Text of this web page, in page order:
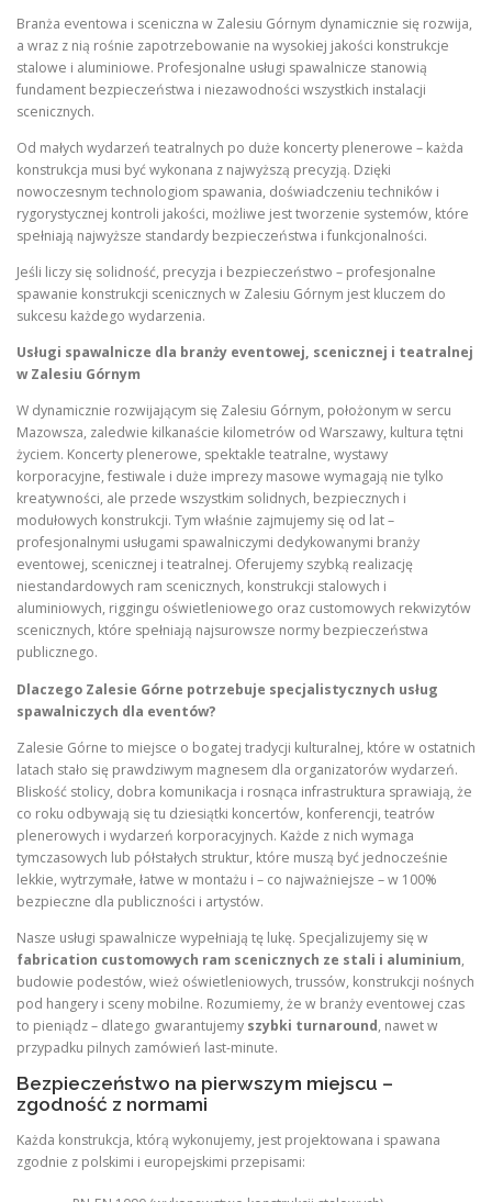
Branża eventowa i sceniczna w Zalesiu Górnym dynamicznie się rozwija,
a wraz z nią rośnie zapotrzebowanie na wysokiej jakości konstrukcje
stalowe i aluminiowe. Profesjonalne usługi spawalnicze stanowią
fundament bezpieczeństwa i niezawodności wszystkich instalacji
scenicznych.
Od małych wydarzeń teatralnych po duże koncerty plenerowe – każda
konstrukcja musi być wykonana z najwyższą precyzją. Dzięki
nowoczesnym technologiom spawania, doświadczeniu techników i
rygorystycznej kontroli jakości, możliwe jest tworzenie systemów, które
spełniają najwyższe standardy bezpieczeństwa i funkcjonalności.
Jeśli liczy się solidność, precyzja i bezpieczeństwo – profesjonalne
spawanie konstrukcji scenicznych w Zalesiu Górnym jest kluczem do
sukcesu każdego wydarzenia.
Usługi spawalnicze dla branży eventowej, scenicznej i teatralnej
w Zalesiu Górnym
W dynamicznie rozwijającym się Zalesiu Górnym, położonym w sercu
Mazowsza, zaledwie kilkanaście kilometrów od Warszawy, kultura tętni
życiem. Koncerty plenerowe, spektakle teatralne, wystawy
korporacyjne, festiwale i duże imprezy masowe wymagają nie tylko
kreatywności, ale przede wszystkim solidnych, bezpiecznych i
modułowych konstrukcji. Tym właśnie zajmujemy się od lat –
profesjonalnymi usługami spawalniczymi dedykowanymi branży
eventowej, scenicznej i teatralnej. Oferujemy szybką realizację
niestandardowych ram scenicznych, konstrukcji stalowych i
aluminiowych, riggingu oświetleniowego oraz customowych rekwizytów
scenicznych, które spełniają najsurowsze normy bezpieczeństwa
publicznego.
Dlaczego Zalesie Górne potrzebuje specjalistycznych usług
spawalniczych dla eventów?
Zalesie Górne to miejsce o bogatej tradycji kulturalnej, które w ostatnich
latach stało się prawdziwym magnesem dla organizatorów wydarzeń.
Bliskość stolicy, dobra komunikacja i rosnąca infrastruktura sprawiają, że
co roku odbywają się tu dziesiątki koncertów, konferencji, teatrów
plenerowych i wydarzeń korporacyjnych. Każde z nich wymaga
tymczasowych lub półstałych struktur, które muszą być jednocześnie
lekkie, wytrzymałe, łatwe w montażu i – co najważniejsze – w 100%
bezpieczne dla publiczności i artystów.
Nasze usługi spawalnicze wypełniają tę lukę. Specjalizujemy się w
fabrication customowych ram scenicznych ze stali i aluminium,
budowie podestów, wież oświetleniowych, trussów, konstrukcji nośnych
pod hangery i sceny mobilne. Rozumiemy, że w branży eventowej czas
to pieniądz – dlatego gwarantujemy szybki turnaround, nawet w
przypadku pilnych zamówień last-minute.
Bezpieczeństwo na pierwszym miejscu –
zgodność z normami
Każda konstrukcja, którą wykonujemy, jest projektowana i spawana
zgodnie z polskimi i europejskimi przepisami: